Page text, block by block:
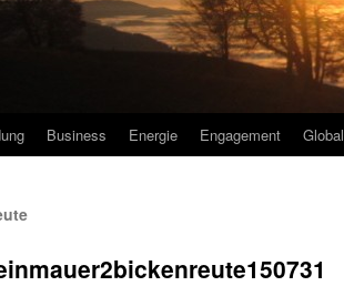
Business Energie Engagement Global